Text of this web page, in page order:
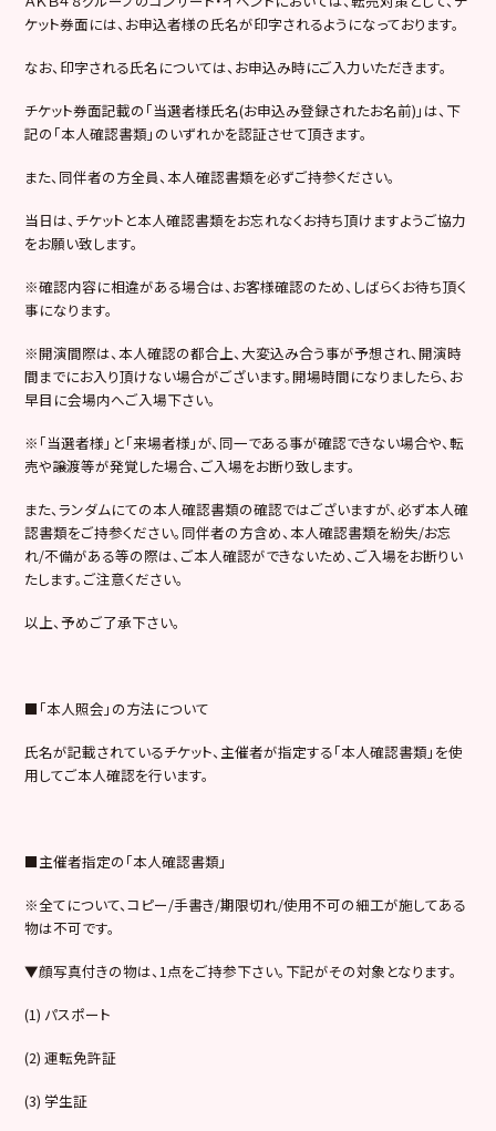
ケット券面には、お申込者様の氏名が印字されるようになっております。
なお、印字される氏名については、お申込み時にご入力いただきます。
チケット券面記載の「当選者様氏名(お申込み登録されたお名前)」は、下
記の「本人確認書類」のいずれかを認証させて頂きます。
また、同伴者の方全員、本人確認書類を必ずご持参ください。
当日は、チケットと本人確認書類をお忘れなくお持ち頂けますようご協力
をお願い致します。
※確認内容に相違がある場合は、お客様確認のため、しばらくお待ち頂く
事になります。
※開演間際は、本人確認の都合上、大変込み合う事が予想され、開演時
間までにお入り頂けない場合がございます。開場時間になりましたら、お
早目に会場内へご入場下さい。
※「当選者様」と「来場者様」が、同一である事が確認できない場合や、転
売や譲渡等が発覚した場合、ご入場をお断り致します。
また、ランダムにての本人確認書類の確認ではございますが、必ず本人確
認書類をご持参ください。同伴者の方含め、本人確認書類を紛失/お忘
れ/不備がある等の際は、ご本人確認ができないため、ご入場をお断りい
たします。ご注意ください。
以上、予めご了承下さい。
■「本人照会」の方法について
氏名が記載されているチケット、主催者が指定する「本人確認書類」を使
用してご本人確認を行います。
■主催者指定の「本人確認書類」
※全てについて、コピー/手書き/期限切れ/使用不可の細工が施してある
物は不可です。
▼顔写真付きの物は、1点をご持参下さい。下記がその対象となります。
(1) パスポート
(2) 運転免許証
(3) 学生証